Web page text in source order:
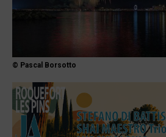
© Pascal Borsotto